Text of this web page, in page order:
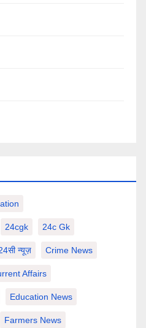
24cgk 24c Gk
न्यूज़ Crime News
Affairs
Education News
Farmers News